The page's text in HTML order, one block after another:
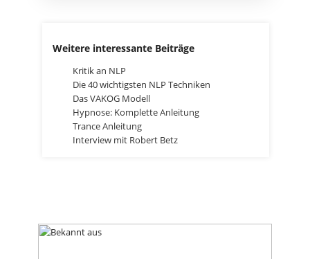
Weitere interessante Beiträge
Kritik an NLP
Die 40 wichtigsten NLP Techniken
Das VAKOG Modell
Hypnose: Komplette Anleitung
Trance Anleitung
Interview mit Robert Betz